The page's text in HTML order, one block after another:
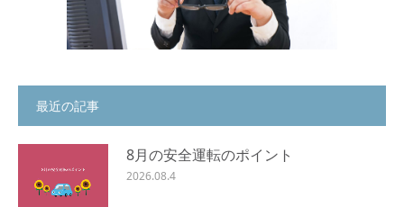
最近の記事
8月の安全運転のポイント
2026.08.4